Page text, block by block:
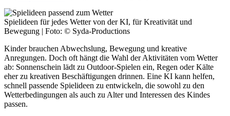
Spielideen für jedes Wetter von der KI, für Kreativität und
Bewegung | Foto: © Syda-Productions
Kinder brauchen Abwechslung, Bewegung und kreative
Anregungen. Doch oft hängt die Wahl der Aktivitäten vom Wetter
ab: Sonnenschein lädt zu Outdoor-Spielen ein, Regen oder Kälte
eher zu kreativen Beschäftigungen drinnen. Eine KI kann helfen,
schnell passende Spielideen zu entwickeln, die sowohl zu den
Wetterbedingungen als auch zu Alter und Interessen des Kindes
passen.